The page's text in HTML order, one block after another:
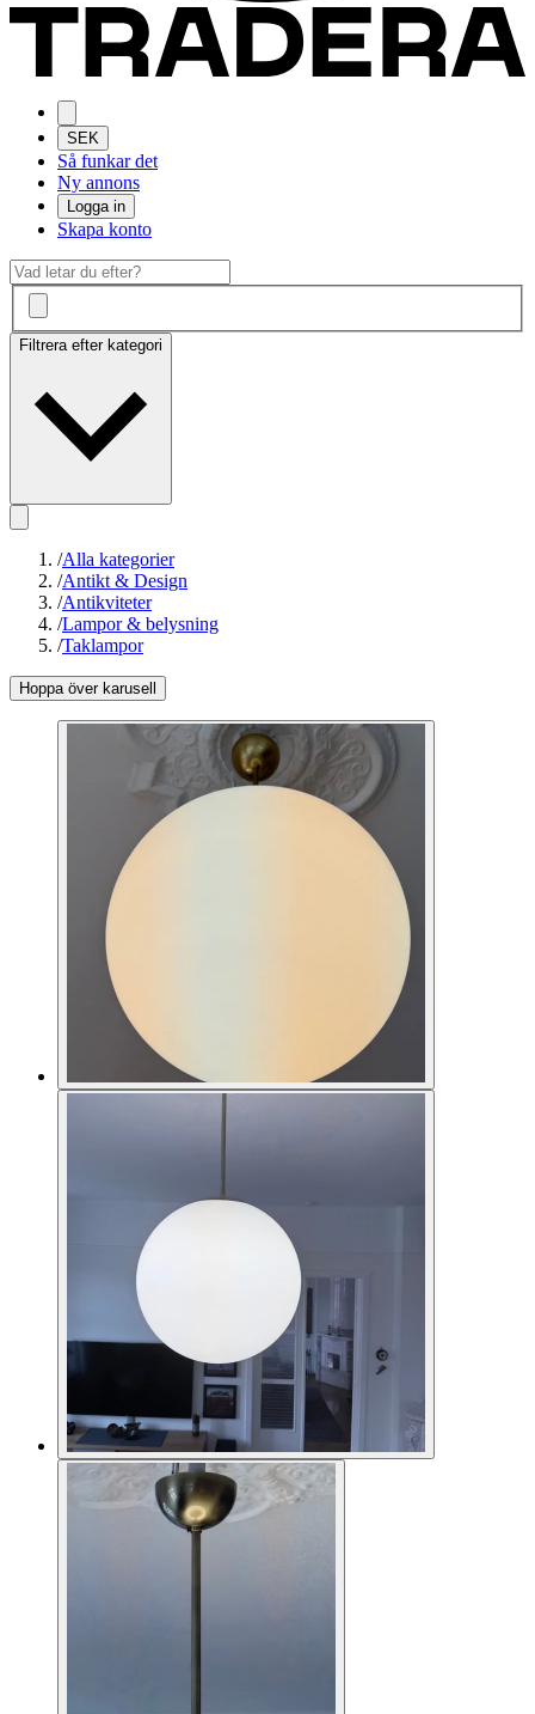
SEK
Så funkar det
Ny annons
Logga in
Skapa konto
Filtrera efter kategori
/Alla kategorier
/Antikt & Design
/Antikviteter
/Lampor & belysning
/Taklampor
Hoppa över karusell